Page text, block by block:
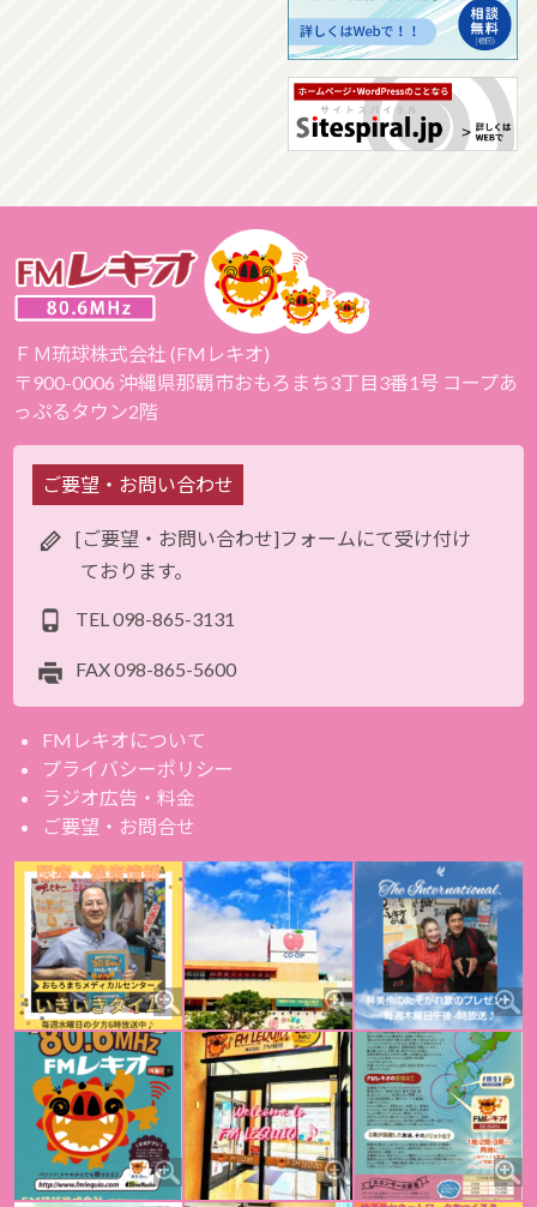
ＦＭ琉球株式会社 (FMレキオ)
〒900-0006 沖縄県那覇市おもろまち3丁目3番1号 コープあ
っぷるタウン2階
ご要望・お問い合わせ
[ご要望・お問い合わせ]フォームにて受け付け
ております。
TEL 098-865-3131
FAX098-865-5600
FMレキオについて
プライバシーポリシー
ラジオ広告・料金
ご要望・お問合せ